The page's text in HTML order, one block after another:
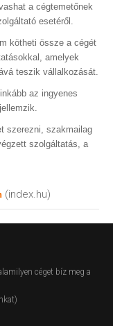
a cégtemetőnek
esetéről.
kötheti össze a cégét
amelyek
teszik vállalkozását.
az ingyenes
szerezni, szakmailag
szolgáltatás, a
(index.hu)
céget bíz meg a